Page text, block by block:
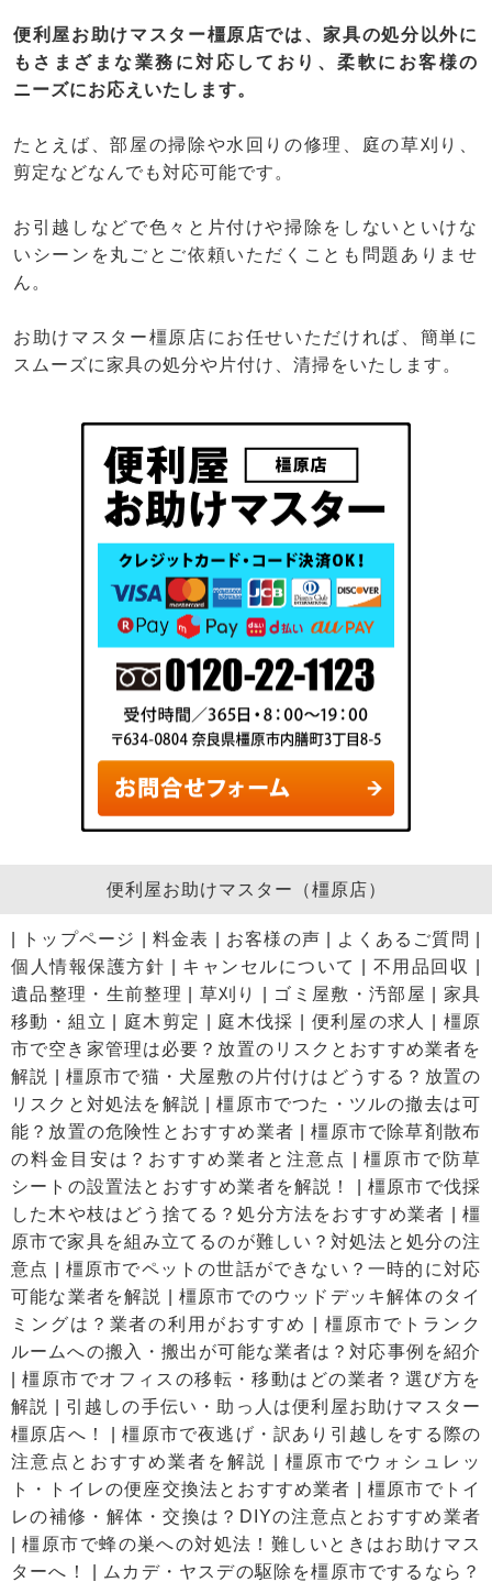
便利屋お助けマスター橿原店では、家具の処分以外に
もさまざまな業務に対応しており、柔軟にお客様の
ニーズにお応えいたします。
たとえば、部屋の掃除や水回りの修理、庭の草刈り、
剪定などなんでも対応可能です。
お引越しなどで色々と片付けや掃除をしないといけな
いシーンを丸ごとご依頼いただくことも問題ありませ
ん。
お助けマスター橿原店にお任せいただければ、簡単に
スムーズに家具の処分や片付け、清掃をいたします。
便利屋お助けマスター（橿原店）
トップページ 料金表 お客様の声 よくあるご質問
個人情報保護方針
キャンセルについて 不用品回収
遺品整理・生前整理
草刈り ゴミ屋敷・汚部屋
家具
移動・組立
庭木剪定 庭木伐採 便利屋の求人
橿原
市で空き家管理は必要？放置のリスクとおすすめ業者を
解説
橿原市で猫・犬屋敷の片付けはどうする？放置の
リスクと対処法を解説
|橿原市でつた・ツルの撤去は可
能？放置の危険性とおすすめ業者 |橿原市で除草剤散布
の料金目安は？おすすめ業者と注意点
|橿原市で防草
シートの設置法とおすすめ業者を解説！
|橿原市で伐採
した木や枝はどう捨てる？処分方法をおすすめ業者 |橿
原市で家具を組み立てるのが難しい？対処法と処分の注
意点
橿原市でペットの世話ができない？一時的に対応
可能な業者を解説
|橿原市でのウッドデッキ解体のタイ
ミングは？業者の利用がおすすめ
橿原市でトランク
ルームへの搬入・搬出が可能な業者は？対応事例を紹介
|橿原市でオフィスの移転・移動はどの業者？選び方を
解説
引越しの手伝い・助っ人は便利屋お助けマスター
橿原店へ！
|橿原市で夜逃げ・訳あり引越しをする際の
注意点とおすすめ業者を解説
橿原市でウォシュレッ
ト・トイレの便座交換法とおすすめ業者 |橿原市でトイ
レの補修・解体・交換は？DIYの注意点とおすすめ業者
|橿原市で蜂の巣への対処法！難しいときはお助けマス
ターへ！
ムカデ・ヤスデの駆除を橿原市でするなら？